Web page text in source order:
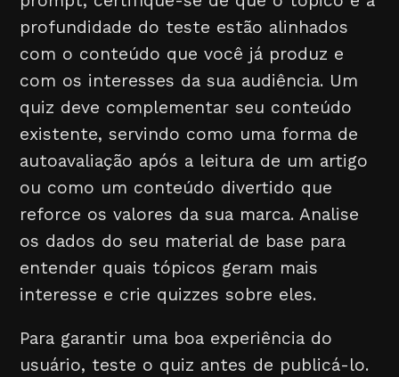
profundidade do teste estão alinhados
com o conteúdo que você já produz e
com os interesses da sua audiência. Um
quiz deve complementar seu conteúdo
existente, servindo como uma forma de
autoavaliação após a leitura de um artigo
ou como um conteúdo divertido que
reforce os valores da sua marca. Analise
os dados do seu material de base para
entender quais tópicos geram mais
interesse e crie quizzes sobre eles.
Para garantir uma boa experiência do
usuário, teste o quiz antes de publicá-lo.